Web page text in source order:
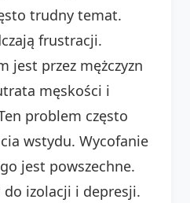
trudny temat.
frustracji.
jest przez mężczyzn
męskości i
problem często
wstydu. Wycofanie
jest powszechne.
izolacji i depresji.